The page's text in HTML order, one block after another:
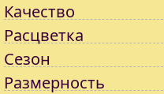
Качество
Расцветка
Сезон
Размерность